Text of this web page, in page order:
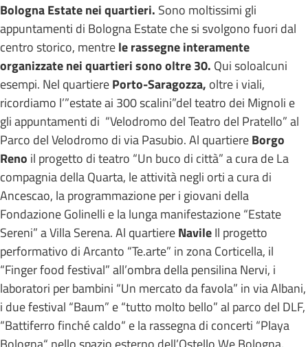
Bologna Estate nei quartieri. Sono moltissimi gli
appuntamenti di Bologna Estate che si svolgono fuori dal
centro storico, mentrele rassegne interamente
organizzate nei quartieri sono oltre 30. Qui soloalcuni
esempi. Nel quartierePorto-Saragozza, oltre i viali,
ricordiamo l’”estate ai 300 scalini”del teatro dei Mignoli e
gli appuntamenti di “Velodromo del Teatro del Pratello” al
Parco del Velodromo di via Pasubio. Al quartiereBorgo
Reno il progetto di teatro “Un buco di città” a cura de La
compagnia della Quarta, le attività negli orti a cura di
Ancescao, la programmazione per i giovani della
Fondazione Golinelli e la lunga manifestazione “Estate
Sereni” a Villa Serena. Al quartiereNavileIl progetto
performativo di Arcanto “Te.arte” in zona Corticella, il
“Finger food festival” all’ombra della pensilina Nervi, i
laboratori per bambini “Un mercato da favola” in via Albani,
i due festival “Baum” e “tutto molto bello” al parco del DLF,
“Battiferro finché caldo“ e la rassegna di concerti “Playa